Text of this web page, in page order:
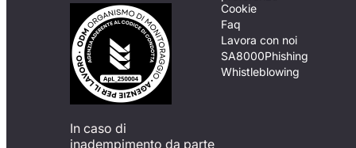
In caso di
inadempimento da parte
Cookie
Faq
Lavora con noi
SA8000Phishing
Whistleblowing